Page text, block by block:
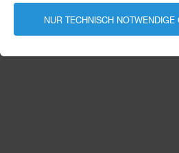
Sie wünschen weitere
NUR TECHNISCH